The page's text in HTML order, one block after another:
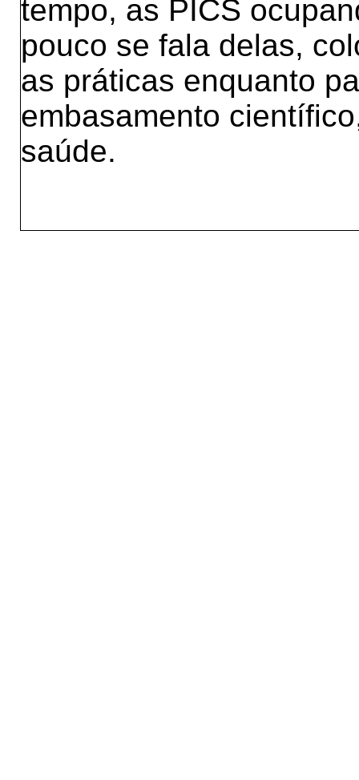
tempo, as PICS
pouco se fala delas,
as práticas enquanto
embasamento
saúde.